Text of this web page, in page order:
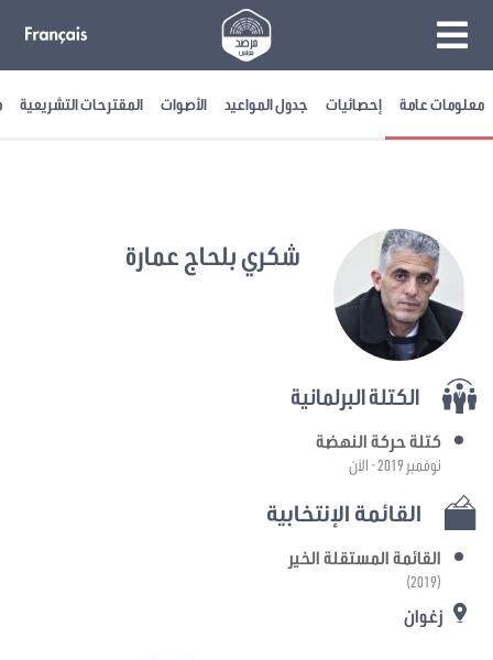
معلومات عامة إحصائيات جدول المواعيد الأصوات المقترحات التشريعية
شكري بلحاج عمارة
الكتلة البرلمانية
كتلة حركة النهضة
نوفمبر 2019 - الآن
القائمة الإنتخابية
القائمة المستقلة الخير
(2019)
زغوان